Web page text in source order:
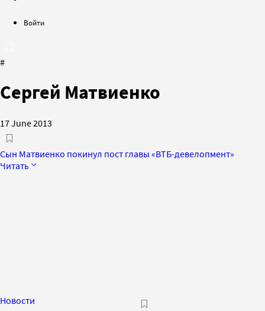
Войти
#
Сергей Матвиенко
17 June 2013
Сын Матвиенко покинул пост главы «ВТБ-девелопмент»
Читать
Новости